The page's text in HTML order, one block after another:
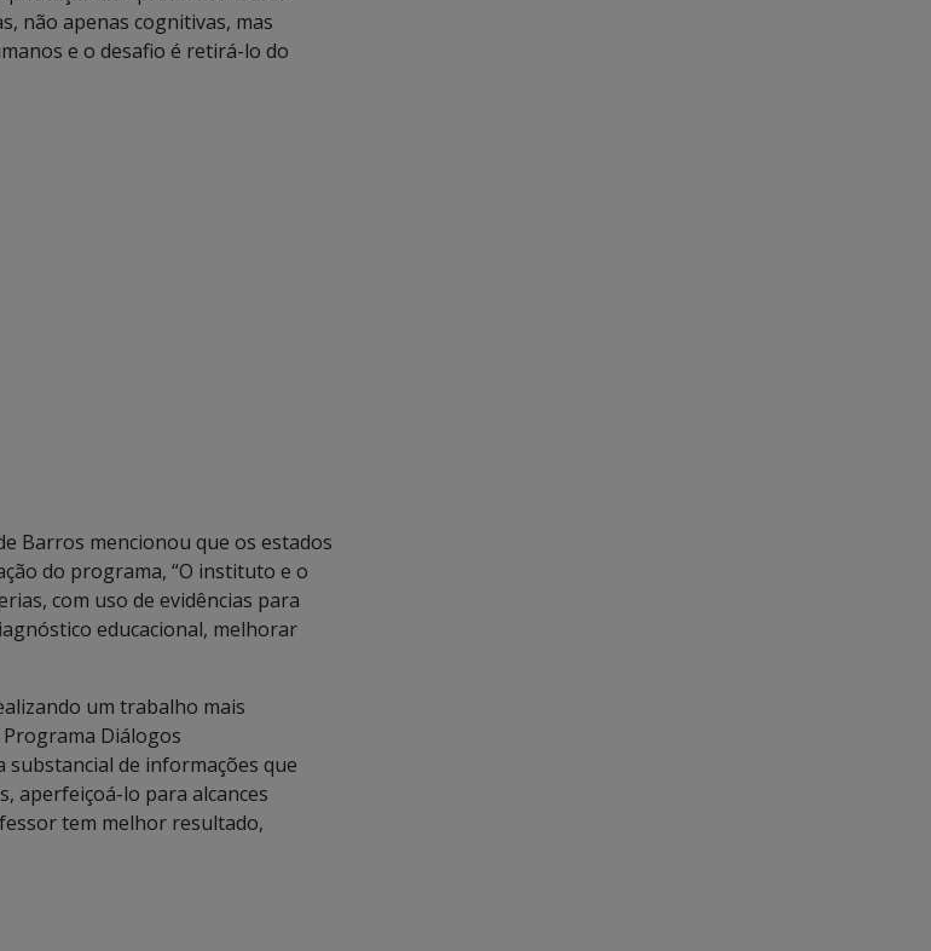
não apenas cognitivas, mas
e o desafio é retirá-lo do
Barros mencionou que os estados
do programa, “O instituto e o
com uso de evidências para
educacional, melhorar
um trabalho mais
Diálogos
substancial de informações que
aperfeiçoá-lo para alcances
tem melhor resultado,